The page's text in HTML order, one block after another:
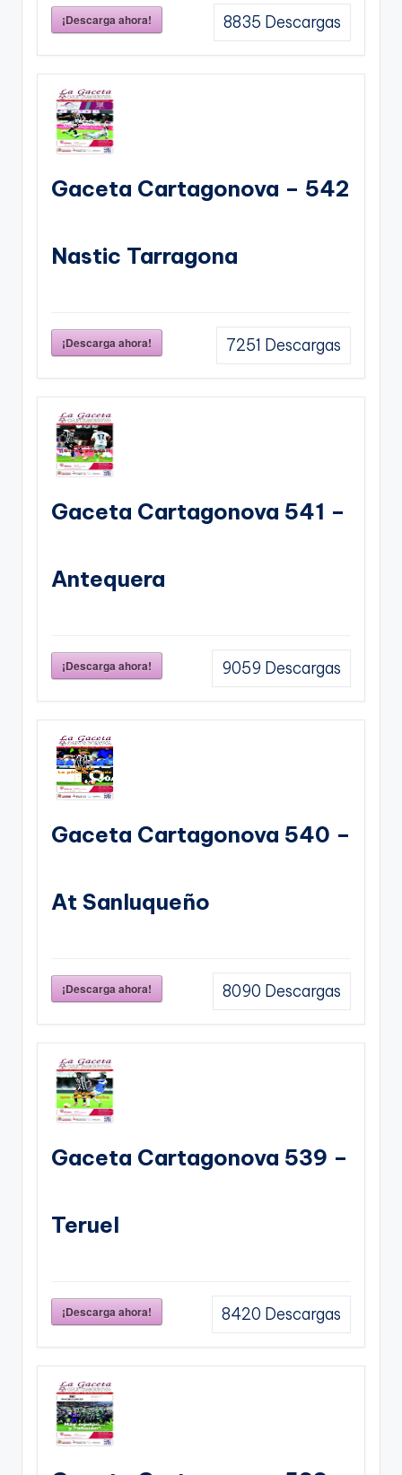
¡Descarga ahora! 8835 Descargas
Gaceta Cartagonova – 542
Nastic Tarragona
¡Descarga ahora! 7251 Descargas
Gaceta Cartagonova 541 –
Antequera
¡Descarga ahora! 9059 Descargas
Gaceta Cartagonova 540 –
At Sanluqueño
¡Descarga ahora! 8090 Descargas
Gaceta Cartagonova 539 –
Teruel
¡Descarga ahora! 8420 Descargas